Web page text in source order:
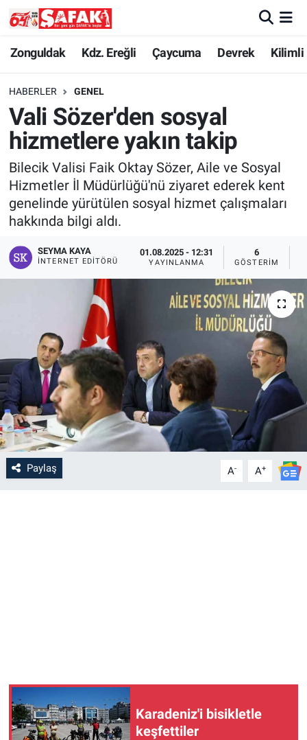
Zonguldak Kdz. Ereğli Çaycuma Devrek Kilimli
HABERLER GENEL
Vali Sözer'den sosyal
hizmetlere yakın takip
Bilecik Valisi Faik Oktay Sözer, Aile ve Sosyal
Hizmetler İl Müdürlüğü'nü ziyaret ederek kent
genelinde yürütülen sosyal hizmet çalışmaları
hakkında bilgi aldı.
SEYMA KAYA
İNTERNET EDITÖRÜ
01.08.2025 - 12:31
YAYINLANMA
6
GÖSTERIM
Paylaş A- A+
Karadeniz'i bisikletle
keşfettiler
Zonguldak
Kdz. Ereğli
Çaycuma
Kilimli
Asayiş
Spor
Resmi İlan
Zonguldak Nöbetçi Eczaneler
Zonguldak Hava Durumu
Zonguldak Namaz Vakitleri
Zonguldak Trafik Yoğunluk Haritası
Süper Lig Puan Durumu ve Fikstür
Tüm Manşetler
Son Dakika Haberleri
Haber Arşivi